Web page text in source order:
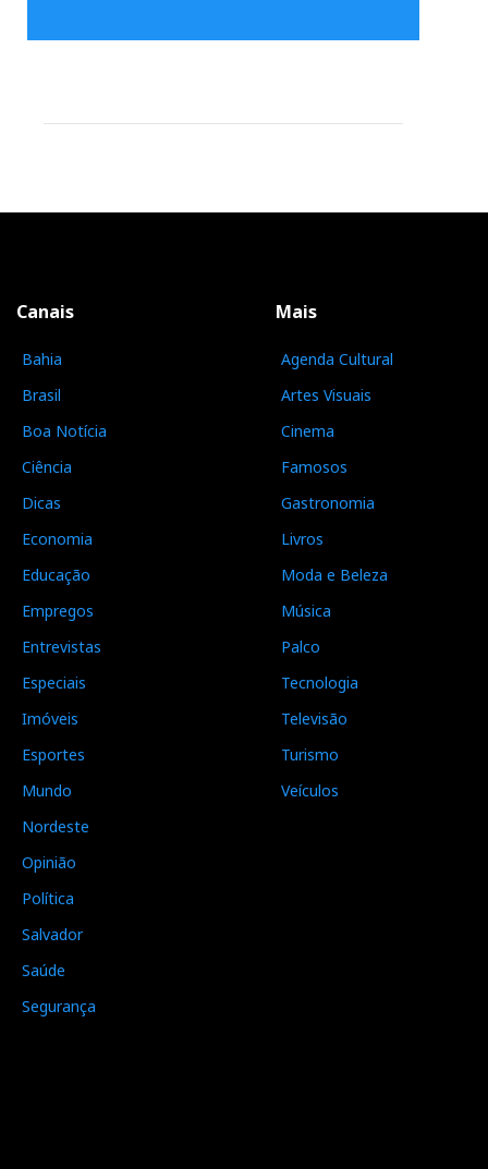
Canais
Bahia
Brasil
Boa Notícia
Ciência
Dicas
Economia
Educação
Empregos
Entrevistas
Especiais
Imóveis
Esportes
Mundo
Nordeste
Opinião
Política
Salvador
Saúde
Segurança
Mais
Agenda Cultural
Artes Visuais
Cinema
Famosos
Gastronomia
Livros
Moda e Beleza
Música
Palco
Tecnologia
Televisão
Turismo
Veículos